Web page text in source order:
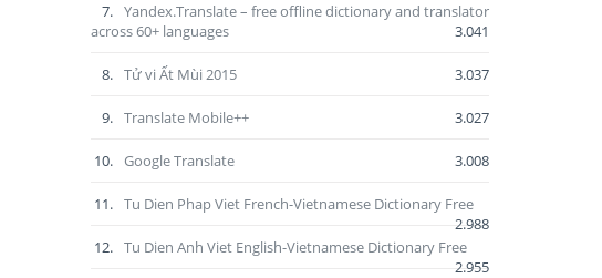
7. Yandex.Translate – free offline dictionary and translator
across 60+ languages
3.041
8. Tử vi Ất Mùi 2015 3.037
9. Translate Mobile++ 3.027
10. Google Translate 3.008
11. Tu Dien Phap Viet French-Vietnamese Dictionary Free
2.988
12. Tu Dien Anh Viet English-Vietnamese Dictionary Free
2.955